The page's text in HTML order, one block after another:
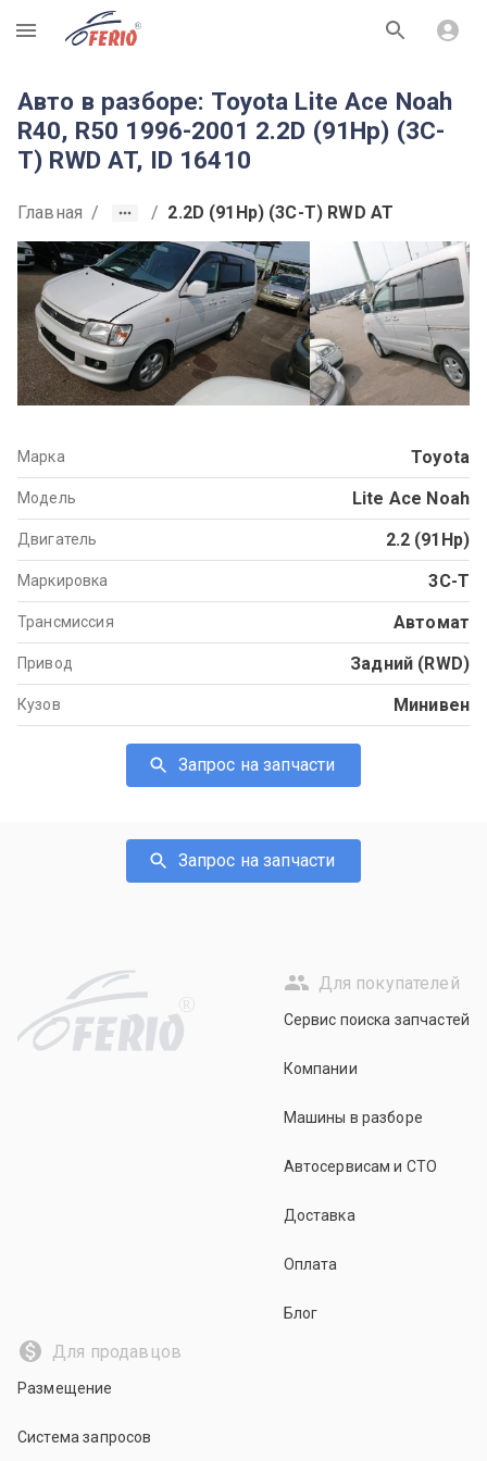
R
Авто в разборе: Toyota Lite Ace Noah
R40, R50 1996-2001 2.2D (91Hp) (3C-
T) RWD AT, ID 16410
Главная / / 2.2D (91Hp) (3C-T) RWD AT
Марка Toyota
Модель Lite Ace Noah
Двигатель 2.2 (91Hp)
Маркировка 3C-T
Трансмиссия Автомат
Привод Задний (RWD)
Кузов Минивен
Запрос на запчасти
Запрос на запчасти
R
Для покупателей
Сервис поиска запчастей
Компании
Машины в разборе
Автосервисам и СТО
Доставка
Оплата
Блог
Для продавцов
Размещение
Система запросов